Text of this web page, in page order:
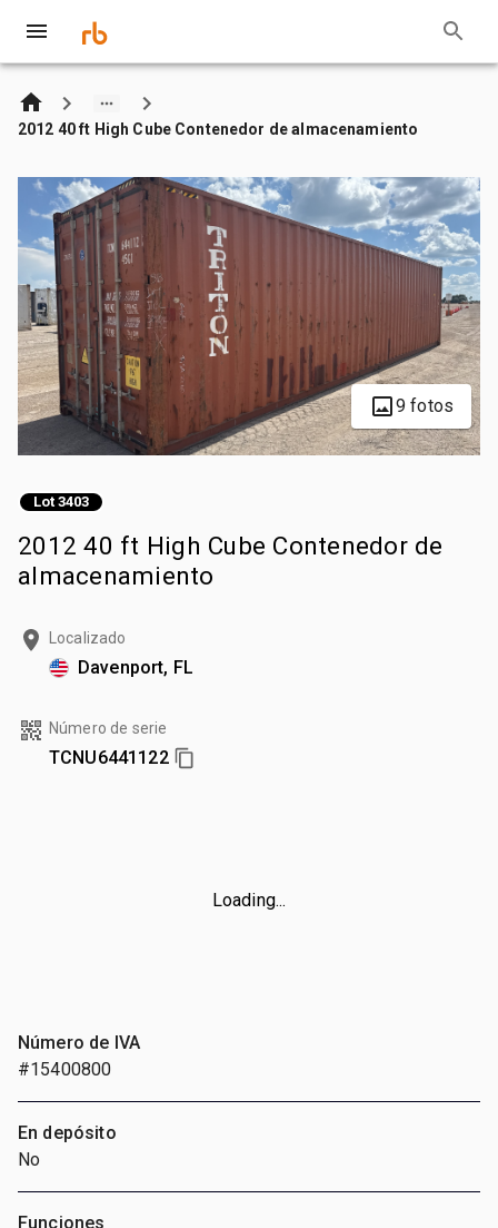
2012 40 ft High Cube Contenedor de almacenamiento
9 fotos
Lot 3403
2012 40 ft High Cube Contenedor de
almacenamiento
Localizado
Davenport, FL
Número de serie
TCNU6441122
Loading...
Número de IVA
#15400800
En depósito
No
Funciones